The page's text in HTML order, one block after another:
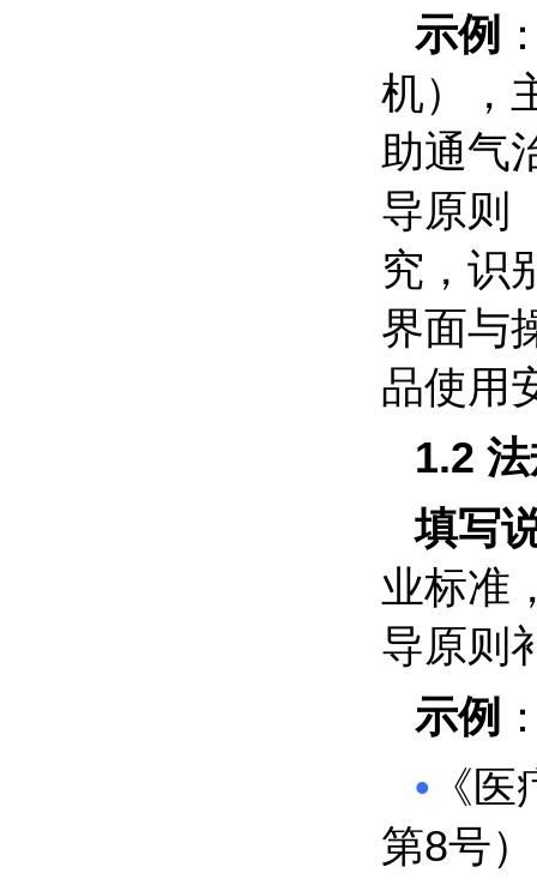
示例
机），
助通气
导原则
究，识
界面与
品使用
1.2
填写
业标准
导原则
示例
• 《
第8号